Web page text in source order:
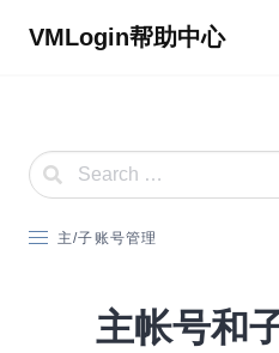
VMLogin帮助中心
主/子账号管理
主帐号和